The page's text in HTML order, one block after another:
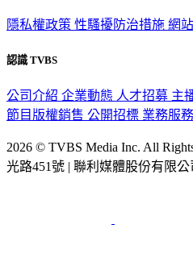
隱私權政策 性騷擾防治措施 網
認識 TVBS
公司介紹 企業動態 人才招募 主
節目版權銷售 公開招標 業務服務
2026 © TVBS Media Inc. All
光路451號 | 聯利媒體股份有限公